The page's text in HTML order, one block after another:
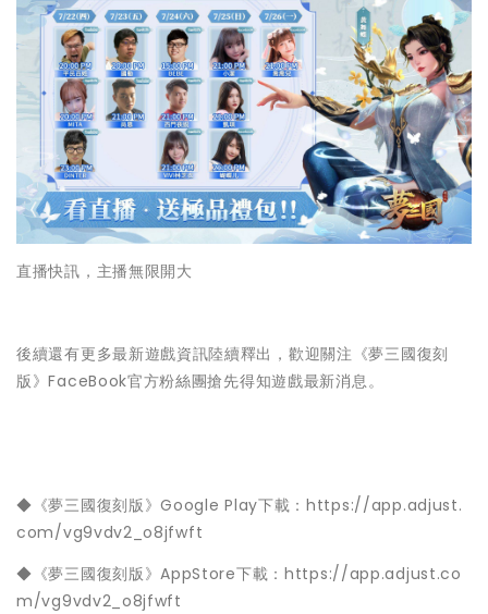
直播快訊，主播無限開大
後續還有更多最新遊戲資訊陸續釋出，歡迎關注《夢三國復刻
版》FaceBook官方粉絲團搶先得知遊戲最新消息。
◆《夢三國復刻版》Google Play下載：https://app.adjust.
com/vg9vdv2_o8jfwft
◆《夢三國復刻版》AppStore下載：https://app.adjust.co
m/vg9vdv2_o8jfwft